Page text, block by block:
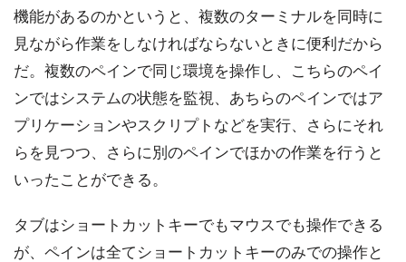
機能があるのかというと、複数のターミナルを同時に
見ながら作業をしなければならないときに便利だから
だ。複数のペインで同じ環境を操作し、こちらのペイ
ンではシステムの状態を監視、あちらのペインではア
プリケーションやスクリプトなどを実行、さらにそれ
らを見つつ、さらに別のペインでほかの作業を行うと
いったことができる。
タブはショートカットキーでもマウスでも操作できる
が、ペインは全てショートカットキーのみでの操作と